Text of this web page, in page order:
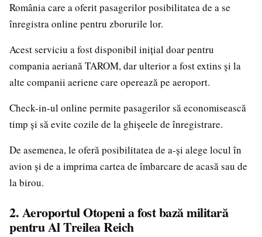
România care a oferit pasagerilor posibilitatea de a se
înregistra online pentru zborurile lor.
Acest serviciu a fost disponibil inițial doar pentru
compania aeriană TAROM, dar ulterior a fost extins și la
alte companii aeriene care operează pe aeroport.
Check-in-ul online permite pasagerilor să economisească
timp și să evite cozile de la ghișeele de înregistrare.
De asemenea, le oferă posibilitatea de a-și alege locul în
avion și de a imprima cartea de îmbarcare de acasă sau de
la birou.
2. Aeroportul Otopeni a fost bază militară
pentru Al Treilea Reich